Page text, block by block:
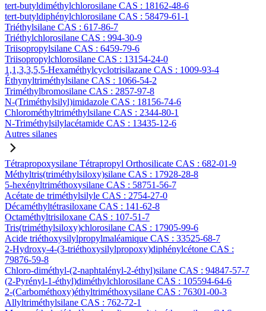
tert-butyldiméthylchlorosilane CAS : 18162-48-6
tert-butyldiphénylchlorosilane CAS : 58479-61-1
Triéthylsilane CAS : 617-86-7
Triéthylchlorosilane CAS : 994-30-9
Triisopropylsilane CAS : 6459-79-6
Triisopropylchlorosilane CAS : 13154-24-0
1,1,3,3,5,5-Hexaméthylcyclotrisilazane CAS : 1009-93-4
Éthynyltriméthylsilane CAS : 1066-54-2
Triméthylbromosilane CAS : 2857-97-8
N-(Triméthylsilyl)imidazole CAS : 18156-74-6
Chlorométhyltriméthylsilane CAS : 2344-80-1
N-Triméthylsilylacétamide CAS : 13435-12-6
Autres silanes
Tétrapropoxysilane Tétrapropyl Orthosilicate CAS : 682-01-9
Méthyltris(triméthylsiloxy)silane CAS : 17928-28-8
5-hexényltriméthoxysilane CAS : 58751-56-7
Acétate de triméthylsilyle CAS : 2754-27-0
Décaméthyltétrasiloxane CAS : 141-62-8
Octaméthyltrisiloxane CAS : 107-51-7
Tris(triméthylsiloxy)chlorosilane CAS : 17905-99-6
Acide triéthoxysilylpropylmaléamique CAS : 33525-68-7
2-Hydroxy-4-(3-triéthoxysilylpropoxy)diphénylcétone CAS :
79876-59-8
Chloro-diméthyl-(2-naphtalényl-2-éthyl)silane CAS : 94847-57-7
(2-Pyrényl-1-éthyl)diméthylchlorosilane CAS : 105594-64-6
2-(Carbométhoxy)éthyltriméthoxysilane CAS : 76301-00-3
Allyltriméthylsilane CAS : 762-72-1